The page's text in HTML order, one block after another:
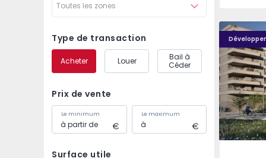
Toutes les zones
Type de transaction
Acheter Louer
Bail à
Céder
Prix de vente
Le minimum Le maximum
Surface utile
85
85
0
4
PLENO